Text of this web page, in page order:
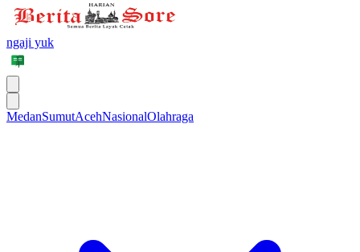
ngaji yuk
MedanSumutAcehNasionalOlahraga